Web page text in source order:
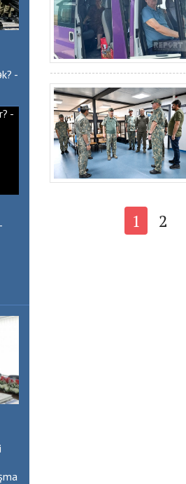
-
1 2